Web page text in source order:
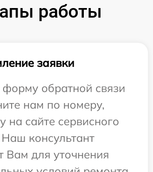
работы
заявки
обратной связи
нам по номеру,
на сайте сервисного
Наш консультант
Вам для уточнения